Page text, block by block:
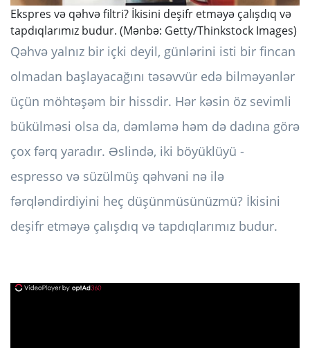
Ekspres və qəhvə filtri? İkisini deşifr etməyə çalışdıq və
tapdıqlarımız budur. (Mənbə: Getty/Thinkstock Images)
Qəhvə yalnız bir içki deyil, günlərini isti bir fincan
olmadan başlayacağını təsəvvür edə bilməyənlər
üçün möhtəşəm bir hissdir. Hər kəsin öz sevimli
bükülməsi olsa da, dəmləmə həm də dadına görə
çox fərq yaradır. Əslində, iki böyüklüyü -
espresso və süzülmüş qəhvəni nə ilə
fərqləndirdiyini heç düşünmüsünüzmü? İkisini
deşifr etməyə çalışdıq və tapdıqlarımız budur.